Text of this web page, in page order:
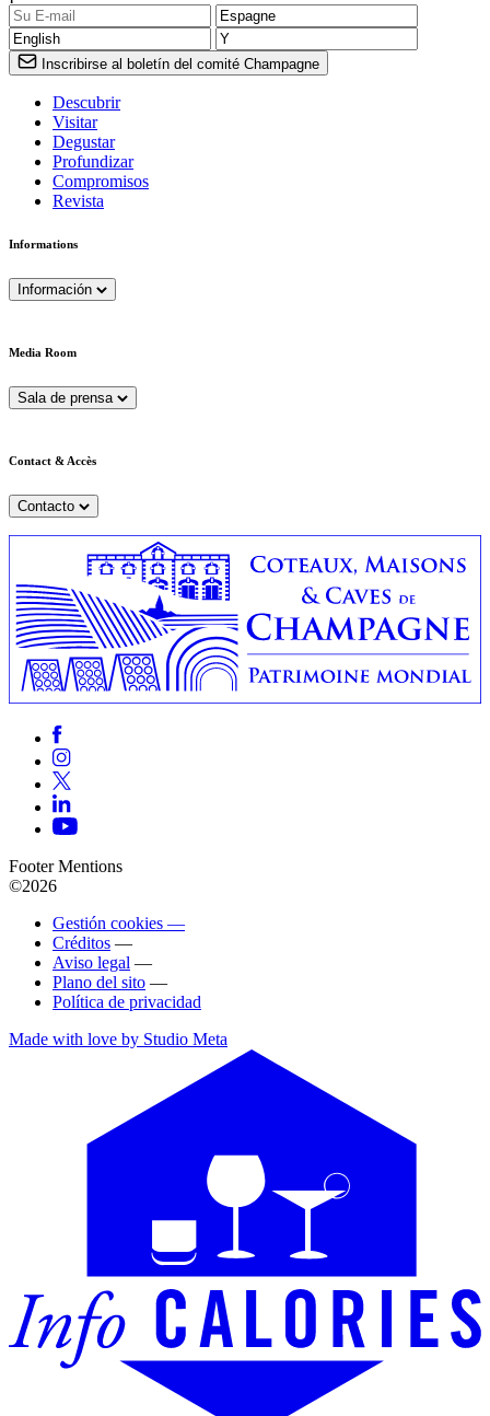
Inscribirse al boletín del comité Champagne
Descubrir
Visitar
Degustar
Profundizar
Compromisos
Revista
Informations
Información
Media Room
Sala de prensa
Contact & Accès
Contacto
Footer Mentions
©2026
Gestión cookies —
Créditos —
Aviso legal —
Plano del sito —
Política de privacidad
Made with love by Studio Meta